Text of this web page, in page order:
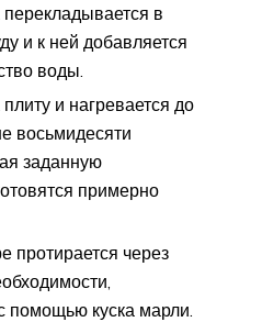
в
и к ней добавляется
воды.
и нагревается до
восьмидесяти
заданную
примерно
протирается через
помощью куска марли.